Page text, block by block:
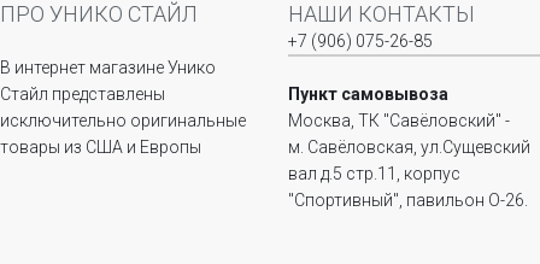
ПРО УНИКО СТАЙЛ
В интернет магазине Унико
Стайл представлены
исключительно оригинальные
товары из США и Европы
НАШИ КОНТАКТЫ
+7 (906) 075-26-85
Пункт самовывоза
Москва, ТК "Савёловский" -
м. Савёловская, ул.Сущевский
вал д.5 стр.11, корпус
"Спортивный", павильон О-26.